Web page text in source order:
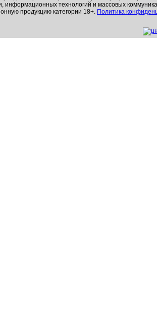
информационных технологий и массовых
продукцию категории 18+. Политика